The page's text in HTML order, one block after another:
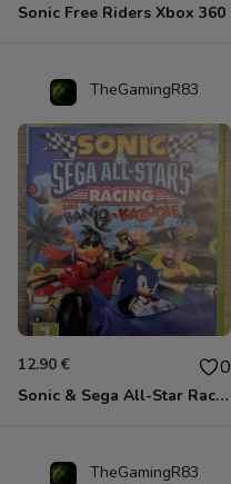
Sonic Free Riders Xbox 360
TheGamingR83
12.90 € 0
Sonic & Sega All-Star Racing avec Banjo-Kazooie Xbox 360
TheGamingR83